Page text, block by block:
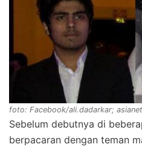
foto: Facebook/ali.dadarkar;
Sebelum debutnya di
berpacaran dengan teman